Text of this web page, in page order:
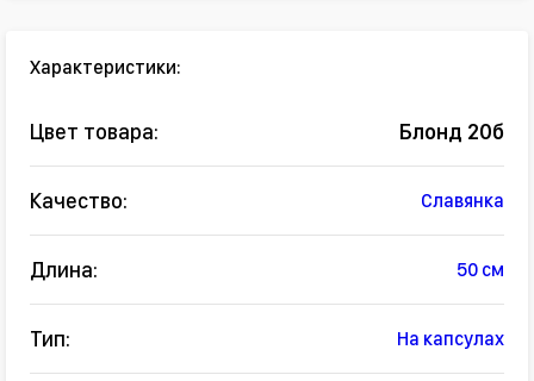
Характеристики:
Цвет товара: Блонд 20б
Качество: Славянка
Длина: 50 см
Тип: На капсулах